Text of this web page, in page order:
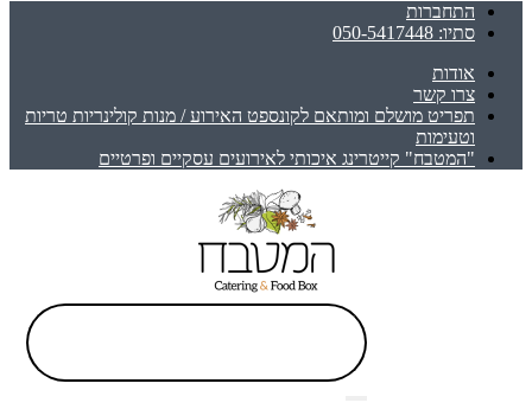
התחברות
סתיו: 050-5417448
אודות
צרו קשר
תפריט מושלם ומותאם לקונספט האירוע / מנות קולינריות טריות
וטעימות
"המטבח" קייטרינג איכותי לאירועים עסקיים ופרטיים